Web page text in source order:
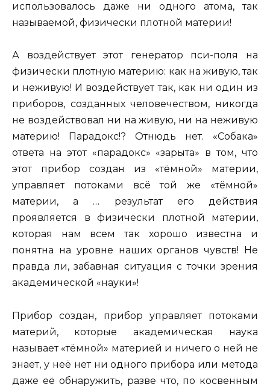
использовалось даже ни одного атома, так
называемой, физически плотной материи!
А воздействует этот генератор пси-поля на
физически плотную материю: как на живую, так
и неживую! И воздействует так, как ни один из
приборов, созданных человечеством, никогда
не воздействовал ни на живую, ни на неживую
материю! Парадокс!? Отнюдь нет. «Собака»
ответа на этот «парадокс» «зарыта» в том, что
этот прибор создан из «тёмной» материи,
управляет потоками всё той же «тёмной»
материи, а … результат его действия
проявляется в физически плотной материи,
которая нам всем так хорошо известна и
понятна на уровне наших органов чувств! Не
правда ли, забавная ситуация с точки зрения
академической «науки»!
Прибор создан, прибор управляет потоками
материй, которые академическая наука
называет «тёмной» материей и ничего о ней не
знает, у неё нет ни одного прибора или метода
даже её обнаружить, разве что, по косвенным